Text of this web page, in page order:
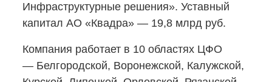
Инфраструктурные решения». Уставный
капитал АО «Квадра» — 19,8 млрд руб.
Компания работает в 10 областях ЦФО
— Белгородской, Воронежской, Калужской,